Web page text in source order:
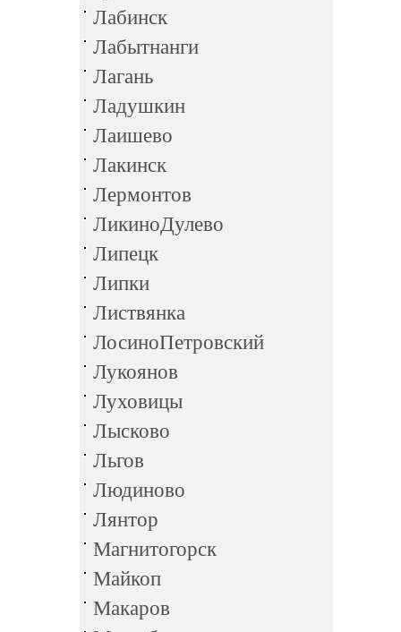
Лабинск
Лабытнанги
Лагань
Ладушкин
Лаишево
Лакинск
Лермонтов
ЛикиноДулево
Липецк
Липки
Листвянка
ЛосиноПетровский
Лукоянов
Луховицы
Лысково
Льгов
Людиново
Лянтор
Магнитогорск
Майкоп
Макаров